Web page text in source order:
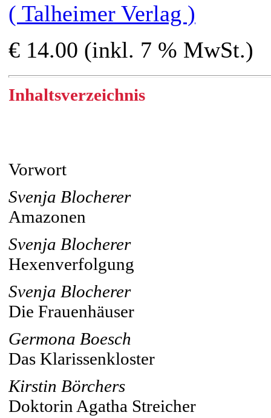
( Talheimer Verlag )
€ 14.00 (inkl. 7 % MwSt.)
Inhaltsverzeichnis
Vorwort
Svenja Blocherer
Amazonen
Svenja Blocherer
Hexenverfolgung
Svenja Blocherer
Die Frauenhäuser
Germona Boesch
Das Klarissenkloster
Kirstin Börchers
Doktorin Agatha Streicher